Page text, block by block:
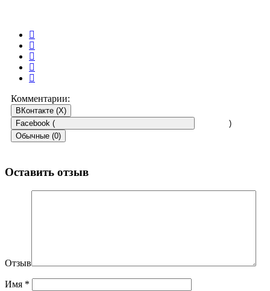
Комментарии:
ВКонтакте (X)
Facebook (
)
Обычные (0)
Оставить отзыв
Отзыв
Имя *